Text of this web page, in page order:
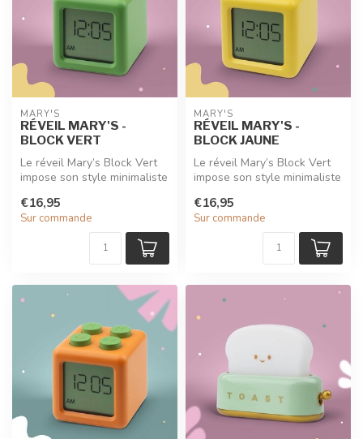
MARY'S
RÉVEIL MARY'S -
BLOCK VERT
Le réveil Mary’s Block Vert
impose son style minimaliste
€16,95
Sur commande
MARY'S
RÉVEIL MARY'S -
BLOCK JAUNE
Le réveil Mary’s Block Vert
impose son style minimaliste
€16,95
Sur commande